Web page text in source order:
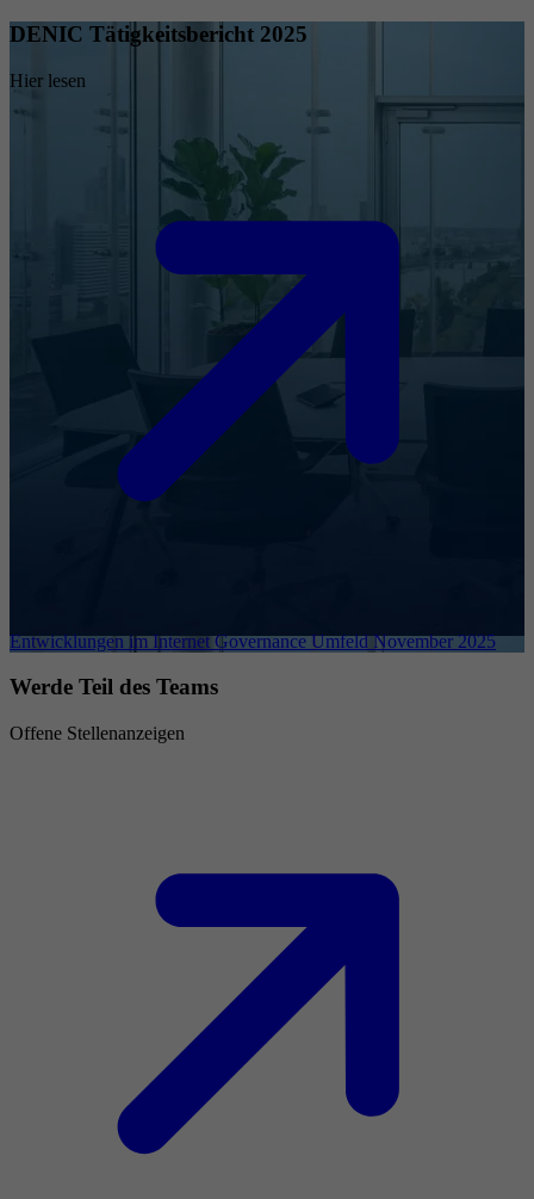
DENIC Tätigkeitsbericht 2025
Hier lesen
Entwicklungen im Internet Governance Umfeld November 2025
Werde Teil des Teams
Offene Stellenanzeigen